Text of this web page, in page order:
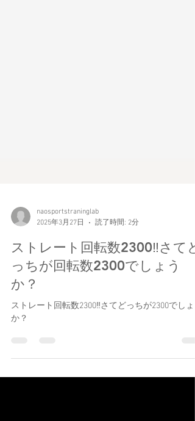
naosportstraninglab
2025年3月27日
読了時間: 2分
ストレート回転数2300‼︎さてど
っちが回転数2300でしょう
か？